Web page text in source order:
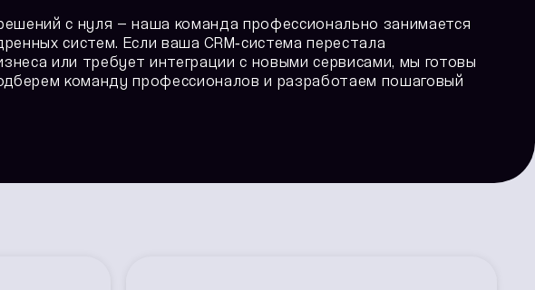
с нуля — наша команда профессионально занимается
систем. Если ваша CRM‑система перестала
или требует интеграции с новыми сервисами, мы готовы
команду профессионалов и разработаем пошаговый